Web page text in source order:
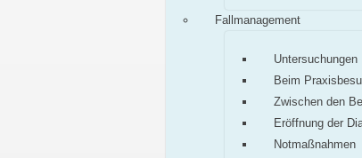
Fallmanagement
Untersuchungen
Beim
Zwischen den
Eröffnung der
Notmaßnahmen